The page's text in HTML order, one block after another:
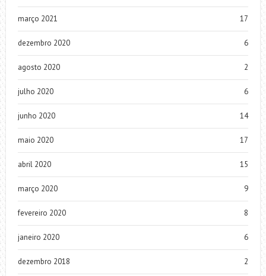
março 2021 17
dezembro 2020 6
agosto 2020 2
julho 2020 6
junho 2020 14
maio 2020 17
abril 2020 15
março 2020 9
fevereiro 2020 8
janeiro 2020 6
dezembro 2018 2